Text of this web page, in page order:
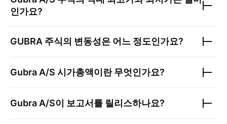
인가요?
GUBRA 주식의 변동성은 어느 정도인가요?
Gubra A/S 시가총액이란 무엇인가요?
Gubra A/S이 보고서를 릴리스하나요?